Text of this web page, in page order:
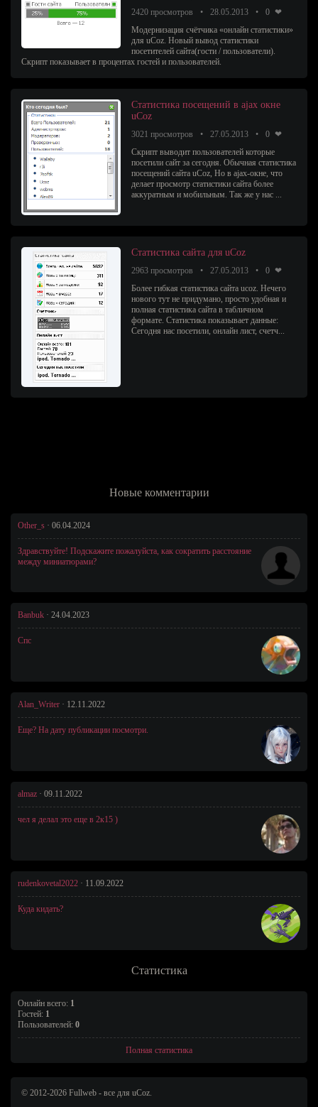
2420 просмотров 28.05.2013
0
Модернизация счётчика «онлайн статистики»
для uCoz. Новый вывод статистики
посетителей сайта(гости / пользователи).
Скрипт показывает в процентах гостей и пользователей.
Статистика посещений в ajax окне
uCoz
3021 просмотров 27.05.2013
0
Скрипт выводит пользователей которые
посетили сайт за сегодня. Обычная статистика
посещений сайта uCoz, Но в ajax-окне, что
делает просмотр статистики сайта более
аккуратным и мобильным. Так же у нас ...
Статистика сайта для uCoz
2963 просмотров 27.05.2013
0
Более гибкая статистика сайта ucoz. Нечего
нового тут не придумано, просто удобная и
полная статистика сайта в табличном
формате. Статистика показывает данные:
Сегодня нас посетили, онлайн лист, счетч...
Новые комментарии
Other_s · 06.04.2024
Здравствуйте! Подскажите пожалуйста, как сократить расстояние
между миниатюрами?
Banbuk · 24.04.2023
Спс
Alan_Writer · 12.11.2022
Еще? На дату публикации посмотри.
almaz · 09.11.2022
чел я делал это еще в 2к15 )
rudenkovetal2022 · 11.09.2022
Куда кидать?
Статистика
Онлайн всего: 1
Гостей: 1
Пользователей: 0
Полная статистика
© 2012-2026 Fullweb - все для uCoz.